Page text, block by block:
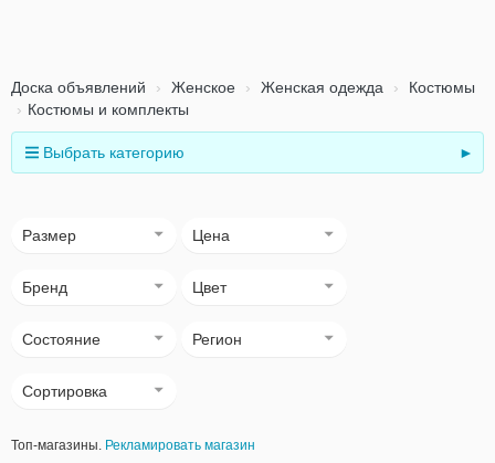
Доска объявлений Женское Женская одежда
Костюмы
Костюмы и комплекты
Выбрать категорию ►
Размер Цена
Бренд Цвет
Состояние Регион
Сортировка
Топ-магазины. Рекламировать магазин